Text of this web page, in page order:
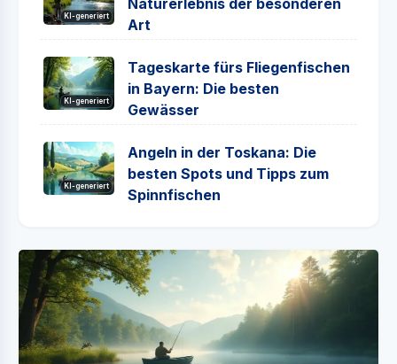
KI-generiert
Art
KI-generiert
Tageskarte fürs Fliegenfischen
in Bayern: Die besten
Gewässer
KI-generiert
Angeln in der Toskana: Die
besten Spots und Tipps zum
Spinnfischen